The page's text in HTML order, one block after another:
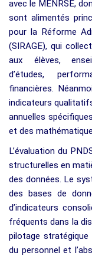
avec le MENRSE,
sont alimentés
pour la Réforme
(SIRAGE), qui
aux élèves,
d’études,
financières.
indicateurs
annuelles
et des
L’évaluation du
structurelles en
des données. Le
des bases de
d’indicateurs
fréquents dans la
pilotage
du personnel et